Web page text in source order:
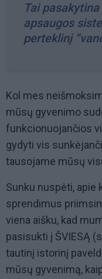
Tai
apsaugos
perteklinį
Kol mes
mūsų gyvenimo
funkcionuojančios
gydyti vis
tausojame mūsų
Sunku nuspėti, apie
sprendimus
viena aišku, kad
pasisukti į ŠVIESĄ
tautinį istorinį
mūsų gyvenimą,